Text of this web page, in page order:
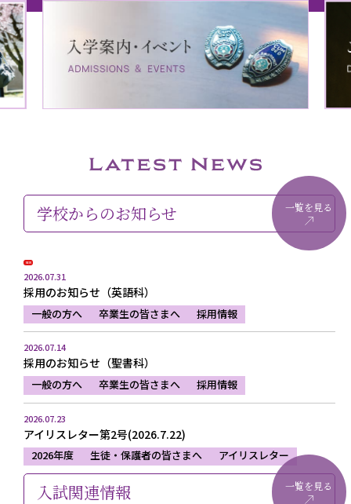
学校からのお知らせ 一覧を見る
NEW
2026.07.31
採用のお知らせ（英語科）
一般の方へ 卒業生の皆さまへ 採用情報
2026.07.14
採用のお知らせ（聖書科）
一般の方へ 卒業生の皆さまへ 採用情報
2026.07.23
アイリスレター第2号(2026.7.22)
2026年度 生徒・保護者の皆さまへ アイリスレター
入試関連情報 一覧を見る